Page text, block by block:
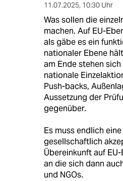
11.07.2025, 10:30 Uhr
Was sollen die
machen. Auf EU-
als gäbe es ein
nationaler Ebene
am Ende stehen
nationale
Push-backs,
Aussetzung der
gegenüber.
Es muss endlich
gesellschaftlich
Übereinkunft auf
an die sich dann
und NGOs.